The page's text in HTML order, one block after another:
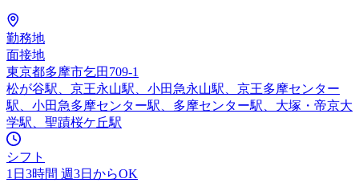
勤務地
面接地
東京都多摩市乞田709-1
松が谷駅、京王永山駅、小田急永山駅、京王多摩センター
駅、小田急多摩センター駅、多摩センター駅、大塚・帝京大
学駅、聖蹟桜ケ丘駅
シフト
1日3時間 週3日からOK